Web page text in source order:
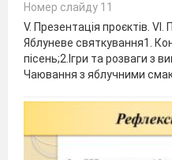
Номер слайду 11
V. Презентація проєктів. VІ.
Яблуневе святкування1.
пісень;2.Ігри та розваги з
Чаювання з яблучними